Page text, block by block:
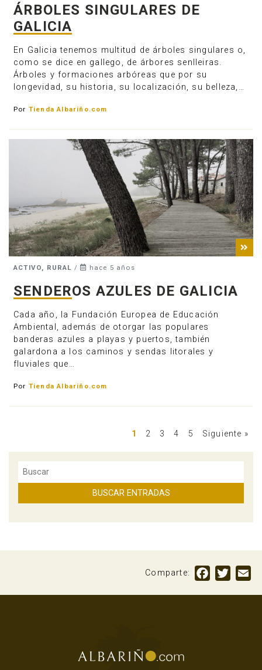
ÁRBOLES SINGULARES DE
GALICIA
En Galicia tenemos multitud de árboles singulares o,
como se dice en gallego, de árbores senlleiras.
Árboles y formaciones arbóreas que por su
longevidad, su historia, su localización, su belleza,…
Por Tienda Albariño.com
ACTIVO, RURAL / hace 5 años
SENDEROS AZULES DE GALICIA
Cada año, la Fundación Europea de Educación
Ambiental, además de otorgar las populares
banderas azules a playas y puertos, también
galardona a los caminos y sendas litorales y
fluviales que…
Por Tienda Albariño.com
1 2 3 4 5 Siguiente »
Comparte: Facebook